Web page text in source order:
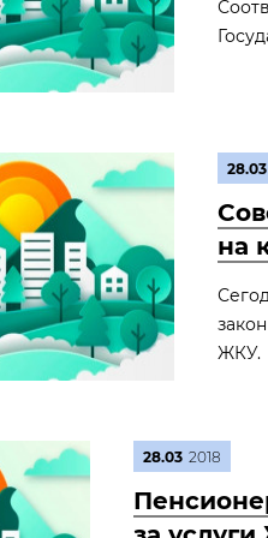
28.03
на
ЖКУ.
28.03 2018